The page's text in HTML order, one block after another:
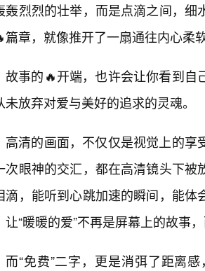
轰烈烈的壮举，而是点滴之间，
篇章，就像推开了一扇通往内心柔
故事的🔥开端，也许会让你看到
未放弃对爱与美好的追求的灵魂。
高清的画面，不仅仅是视觉上的
次眼神的交汇，都在高清镜头下
滴，能听到心跳加速的瞬间，能
让“暖暖的爱”不再是屏幕上的故事
而“免费”二字，更是消弭了距离